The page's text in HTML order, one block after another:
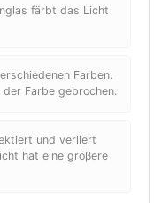
färbt das Licht
Farben.
Farbe gebrochen.
und verliert
hat eine gröβere